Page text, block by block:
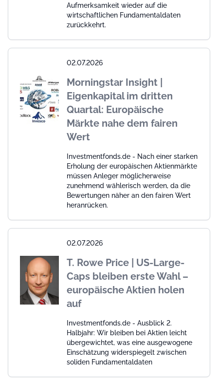
Aufmerksamkeit wieder auf die
wirtschaftlichen Fundamentaldaten
zurückkehrt.
02.07.2026
Morningstar Insight |
Eigenkapital im dritten
Quartal: Europäische
Märkte nahe dem fairen
Wert
Investmentfonds.de - Nach einer starken
Erholung der europäischen Aktienmärkte
müssen Anleger möglicherweise
zunehmend wählerisch werden, da die
Bewertungen näher an den fairen Wert
heranrücken.
02.07.2026
T. Rowe Price | US-Large-
Caps bleiben erste Wahl –
europäische Aktien holen
auf
Investmentfonds.de - Ausblick 2.
Halbjahr: Wir bleiben bei Aktien leicht
übergewichtet, was eine ausgewogene
Einschätzung widerspiegelt zwischen
soliden Fundamentaldaten